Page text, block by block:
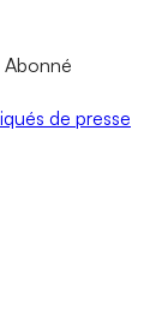
Abonné
de presse